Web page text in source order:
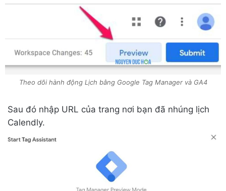
Theo dõi hành động Lịch bằng Google Tag Manager và GA4
Sau đó nhập URL của trang nơi bạn đã nhúng lịch
Calendly.